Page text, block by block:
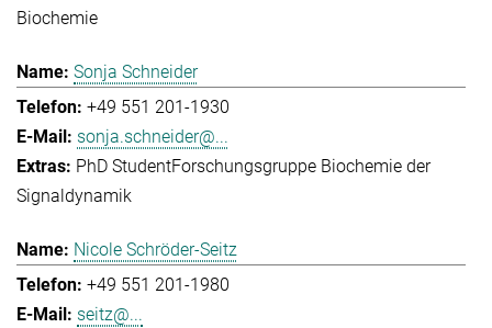
Biochemie
Sonja Schneider
+49 551 201-1930
sonja.schneider@...
PhD StudentForschungsgruppe Biochemie der
Signaldynamik
Nicole Schröder-Seitz
+49 551 201-1980
seitz@...